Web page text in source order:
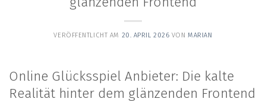
VERÖFFENTLICHT AM 20. APRIL 2026 VON MARIAN
Online Glücksspiel Anbieter: Die kalte
Realität hinter dem glänzenden Frontend